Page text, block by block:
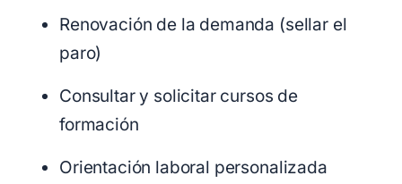
Renovación de la demanda (sellar el
paro)
Consultar y solicitar cursos de
formación
Orientación laboral personalizada